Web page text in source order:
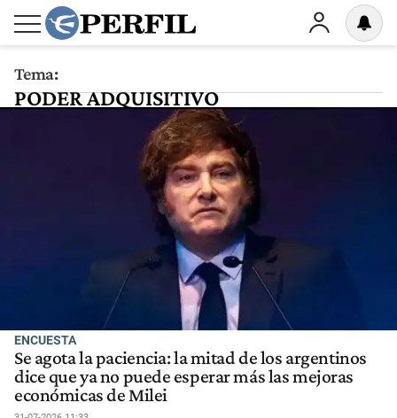
Tema:
PODER ADQUISITIVO
ENCUESTA
Se agota la paciencia: la mitad de los argentinos
dice que ya no puede esperar más las mejoras
económicas de Milei